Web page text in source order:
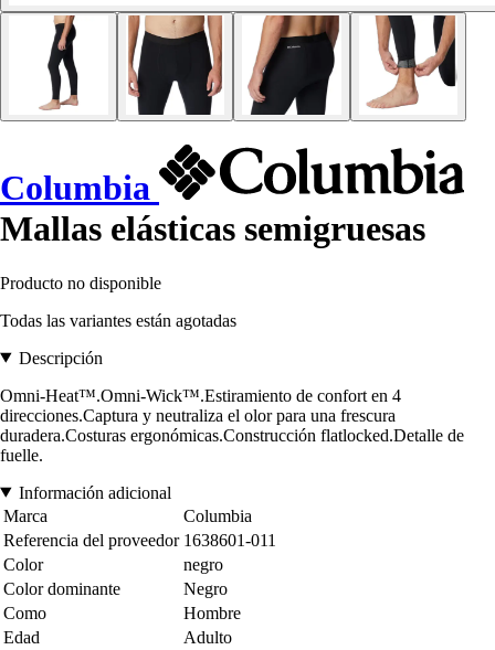
Columbia
Mallas elásticas semigruesas
Producto no disponible
Todas las variantes están agotadas
Descripción
Omni-Heat™.Omni-Wick™.Estiramiento de confort en 4
direcciones.Captura y neutraliza el olor para una frescura
duradera.Costuras ergonómicas.Construcción flatlocked.Detalle de
fuelle.
Información adicional
Marca
Columbia
Referencia del proveedor 1638601-011
Color
negro
Color dominante
Negro
Como
Hombre
Edad
Adulto